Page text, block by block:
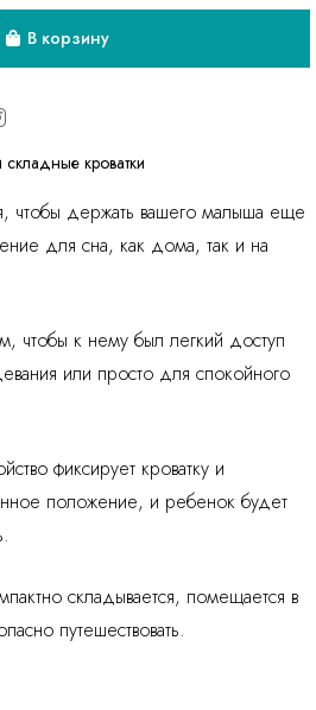
В корзину
кроватки
чтобы держать вашего малыша еще
для сна, как дома, так и на
чтобы к нему был легкий доступ
или просто для спокойного
фиксирует кроватку и
положение, и ребенок будет
складывается, помещается в
путешествовать.